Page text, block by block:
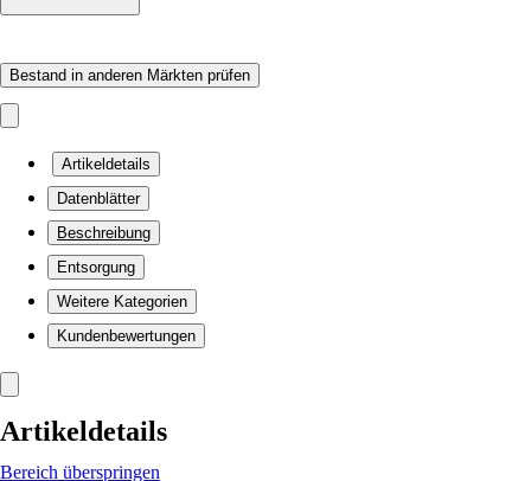
Bestand in anderen Märkten prüfen
Artikeldetails
Datenblätter
Beschreibung
Entsorgung
Weitere Kategorien
Kundenbewertungen
Artikeldetails
Bereich überspringen